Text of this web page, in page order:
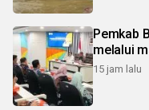
Pemkab
melalui
15 jam lalu